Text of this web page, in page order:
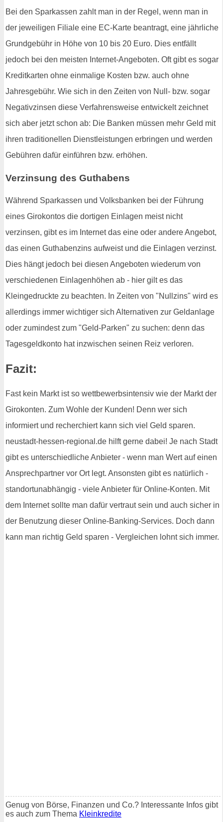
Bei den Sparkassen zahlt man in der Regel, wenn man in
der jeweiligen Filiale eine EC-Karte beantragt, eine jährliche
Grundgebühr in Höhe von 10 bis 20 Euro. Dies entfällt
jedoch bei den meisten Internet-Angeboten. Oft gibt es sogar
Kreditkarten ohne einmalige Kosten bzw. auch ohne
Jahresgebühr. Wie sich in den Zeiten von Null- bzw. sogar
Negativzinsen diese Verfahrensweise entwickelt zeichnet
sich aber jetzt schon ab: Die Banken müssen mehr Geld mit
ihren traditionellen Dienstleistungen erbringen und werden
Gebühren dafür einführen bzw. erhöhen.
Verzinsung des Guthabens
Während Sparkassen und Volksbanken bei der Führung
eines Girokontos die dortigen Einlagen meist nicht
verzinsen, gibt es im Internet das eine oder andere Angebot,
das einen Guthabenzins aufweist und die Einlagen verzinst.
Dies hängt jedoch bei diesen Angeboten wiederum von
verschiedenen Einlagenhöhen ab - hier gilt es das
Kleingedruckte zu beachten. In Zeiten von "Nullzins" wird es
allerdings immer wichtiger sich Alternativen zur Geldanlage
oder zumindest zum "Geld-Parken" zu suchen: denn das
Tagesgeldkonto hat inzwischen seinen Reiz verloren.
Fazit:
Fast kein Markt ist so wettbewerbsintensiv wie der Markt der
Girokonten. Zum Wohle der Kunden! Denn wer sich
informiert und recherchiert kann sich viel Geld sparen.
neustadt-hessen-regional.de hilft gerne dabei! Je nach Stadt
gibt es unterschiedliche Anbieter - wenn man Wert auf einen
Ansprechpartner vor Ort legt. Ansonsten gibt es natürlich -
standortunabhängig - viele Anbieter für Online-Konten. Mit
dem Internet sollte man dafür vertraut sein und auch sicher in
der Benutzung dieser Online-Banking-Services. Doch dann
kann man richtig Geld sparen - Vergleichen lohnt sich immer.
Genug von Börse, Finanzen und Co.? Interessante Infos gibt
es auch zum Thema Kleinkredite